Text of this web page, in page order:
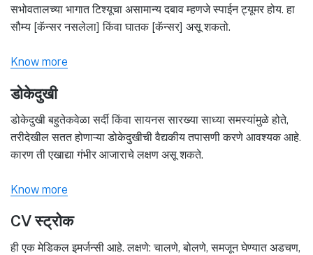
सभोवतालच्या भागात टिश्यूचा असामान्य दबाव म्हणजे स्पाईन ट्यूमर होय. हा
सौम्य [कॅन्सर नसलेला] किंवा घातक [कॅन्सर] असू शकतो.
Know more
डोकेदुखी
डोकेदुखी बहुतेकवेळा सर्दी किंवा सायनस सारख्या साध्या समस्यांमुळे होते,
तरीदेखील सतत होणाऱ्या डोकेदुखीची वैद्यकीय तपासणी करणे आवश्यक आहे.
कारण ती एखाद्या गंभीर आजाराचे लक्षण असू शकते.
Know more
CV स्ट्रोक
ही एक मेडिकल इमर्जन्सी आहे. लक्षणे: चालणे, बोलणे, समजून घेण्यात अडचण,